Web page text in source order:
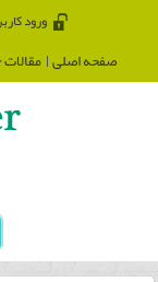
ورود
صفحه اصلی مقالات